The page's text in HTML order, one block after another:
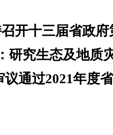
开十三届省政府
研究生态及地质
通过2021年度